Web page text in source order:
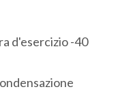
d'esercizio -40